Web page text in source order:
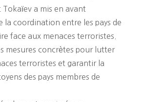
Tokaïev a mis en avant
la coordination entre les pays de
face aux menaces terroristes.
mesures concrètes pour lutter
terroristes et garantir la
des pays membres de